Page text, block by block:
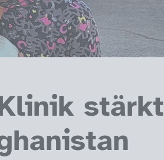
stärkt